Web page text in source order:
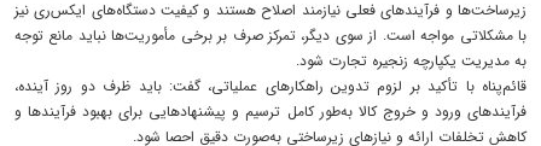
زیرساخت‌ها و فرآیندهای فعلی نیازمند اصلاح هستند و کیفیت دستگاه‌های ایکس‌ری نیز
با مشکلاتی مواجه است. از سوی دیگر، تمرکز صرف بر برخی مأموریت‌ها نباید مانع توجه
به مدیریت یکپارچه زنجیره تجارت شود.
قائم‌پناه با تأکید بر لزوم تدوین راهکارهای عملیاتی، گفت: باید ظرف دو روز آینده،
فرآیندهای ورود و خروج کالا به‌طور کامل ترسیم و پیشنهادهایی برای بهبود فرآیندها و
کاهش تخلفات ارائه و نیازهای زیرساختی به‌صورت دقیق احصا شود.